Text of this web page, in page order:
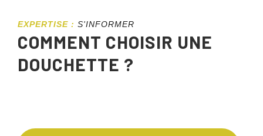
EXPERTISE : S'INFORMER
COMMENT CHOISIR UNE
DOUCHETTE ?